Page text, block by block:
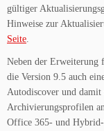
gültiger
Hinweise zur
Seite.
Neben der Erweiterung
die Version 9.5 auch
Autodiscover und
Archivierungsprofilen
Office 365- und Hybrid-